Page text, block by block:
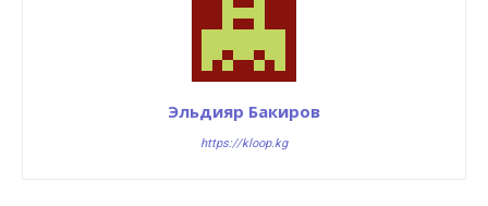
Эльдияр Бакиров
https://kloop.kg